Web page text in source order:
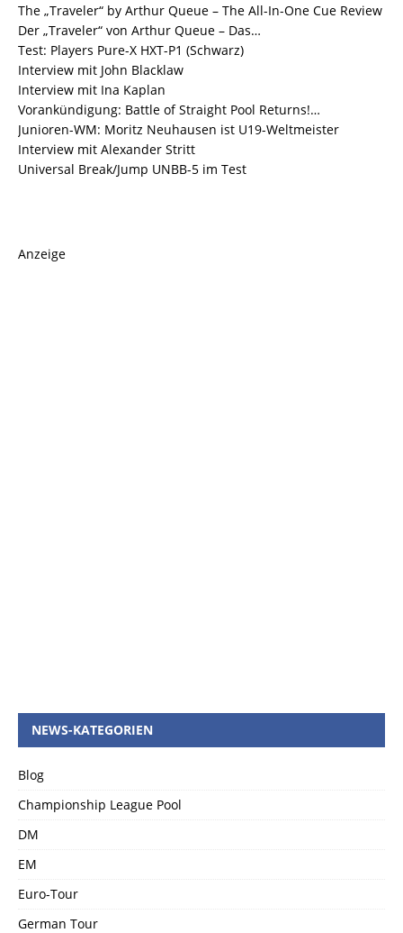
The „Traveler“ by Arthur Queue – The All-In-One Cue Review
Der „Traveler“ von Arthur Queue – Das…
Test: Players Pure-X HXT-P1 (Schwarz)
Interview mit John Blacklaw
Interview mit Ina Kaplan
Vorankündigung: Battle of Straight Pool Returns!…
Junioren-WM: Moritz Neuhausen ist U19-Weltmeister
Interview mit Alexander Stritt
Universal Break/Jump UNBB-5 im Test
Anzeige
NEWS-KATEGORIEN
Blog
Championship League Pool
DM
EM
Euro-Tour
German Tour